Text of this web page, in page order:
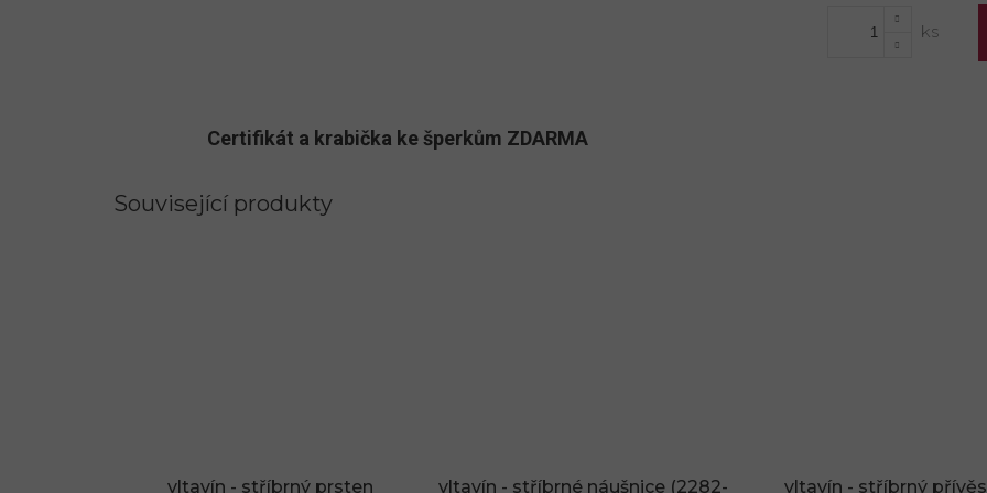
Certifikát a krabička ke šperkům ZDARMA
Související produkty
vltavín - stříbrný prsten
vltavín - stříbrné náušnice (2282-
vltavín - stříbrný